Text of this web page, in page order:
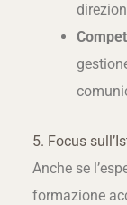
5. Focus
Anche se
formazione